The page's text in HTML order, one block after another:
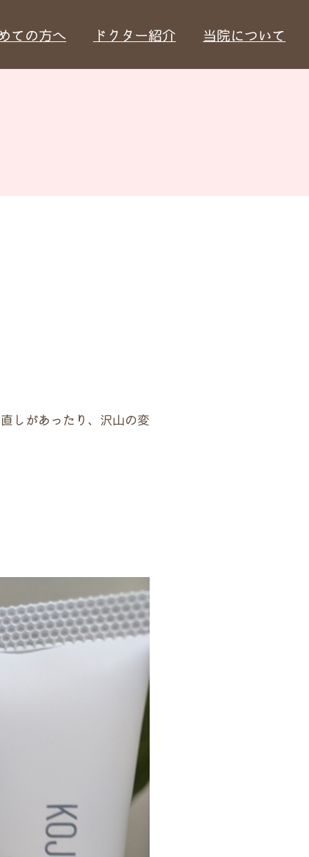
ての方へ ドクター紹介 当院について
しがあったり、沢山の変